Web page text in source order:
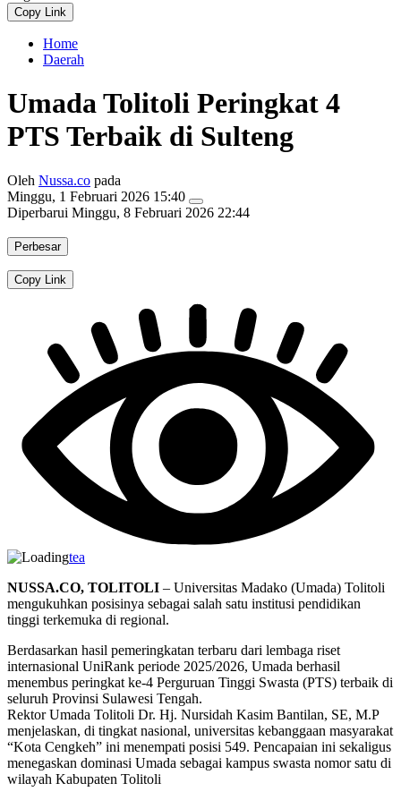
Copy Link
Home
Daerah
Umada Tolitoli Peringkat 4
PTS Terbaik di Sulteng
Oleh Nussa.co pada
Minggu, 1 Februari 2026 15:40
Diperbarui Minggu, 8 Februari 2026 22:44
Perbesar
Copy Link
tea
NUSSA.CO, TOLITOLI – Universitas Madako (Umada) Tolitoli
mengukuhkan posisinya sebagai salah satu institusi pendidikan
tinggi terkemuka di regional.
Berdasarkan hasil pemeringkatan terbaru dari lembaga riset
internasional UniRank periode 2025/2026, Umada berhasil
menembus peringkat ke-4 Perguruan Tinggi Swasta (PTS) terbaik di
seluruh Provinsi Sulawesi Tengah.
Rektor Umada Tolitoli Dr. Hj. Nursidah Kasim Bantilan, SE, M.P
menjelaskan, di tingkat nasional, universitas kebanggaan masyarakat
“Kota Cengkeh” ini menempati posisi 549. Pencapaian ini sekaligus
menegaskan dominasi Umada sebagai kampus swasta nomor satu di
wilayah Kabupaten Tolitoli